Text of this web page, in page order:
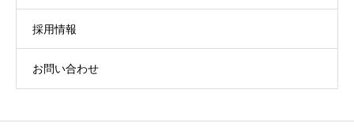
採用情報
お問い合わせ